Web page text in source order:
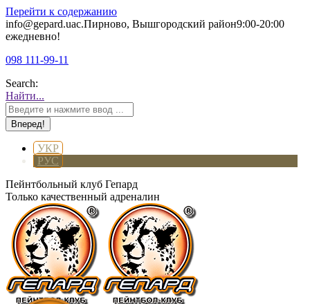
Перейти к содержанию
info@gepard.uaс.Пирново, Вышгородский район9:00-20:00
ежедневно!
098 111-99-11
Search:
Найти...
УКР
РУС
Пейнтбольный клуб Гепард
Только качественный адреналин